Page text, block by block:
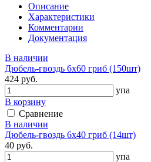
Описание
Характеристики
Комментарии
Документация
В наличии
Дюбель-гвоздь 6х60 гриб (150шт)
424 руб.
упа
В корзину
Сравнение
В наличии
Дюбель-гвоздь 6х40 гриб (14шт)
40 руб.
упа